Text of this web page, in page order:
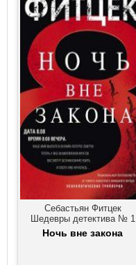
Себастьян Фитцек
Шедевры детектива № 1
Ночь вне закона